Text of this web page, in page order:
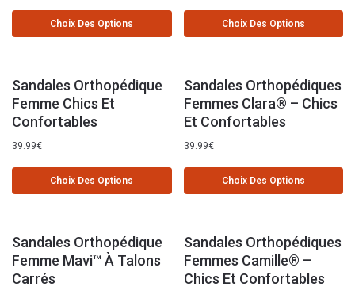
Choix Des Options Choix Des Options
Sandales Orthopédique
Femme Chics Et
Confortables
39.99€
Choix Des Options
Sandales Orthopédiques
Femmes Clara® – Chics
Et Confortables
39.99€
Choix Des Options
Sandales Orthopédique
Femme Mavi™ À Talons
Carrés
Sandales Orthopédiques
Femmes Camille® –
Chics Et Confortables